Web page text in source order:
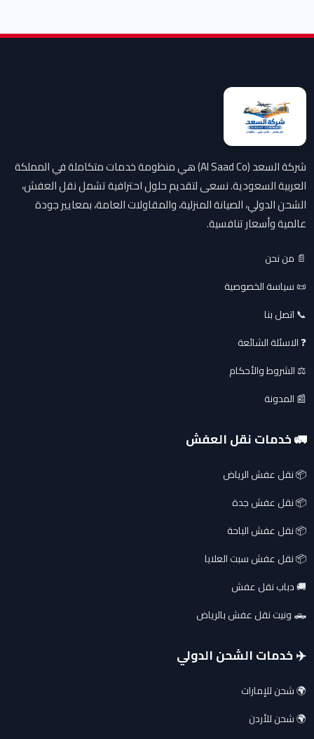
شركة السعد (Al Saad Co) هي منظومة خدمات متكاملة في المملكة
العربية السعودية. نسعى لتقديم حلول احترافية تشمل نقل العفش،
الشحن الدولي، الصيانة المنزلية، والمقاولات العامة، بمعايير جودة
عالمية وأسعار تنافسية.
📄 من نحن
📜 سياسة الخصوصية
📞 اتصل بنا
❓ الاسئلة الشائعة
⚖️ الشروط والأحكام
📰 المدونة
🚛 خدمات نقل العفش
📦 نقل عفش الرياض
📦 نقل عفش جدة
📦 نقل عفش الباحة
📦 نقل عفش سبت العلايا
🚚 دباب نقل عفش
🛻 ونيت نقل عفش بالرياض
✈️ خدمات الشحن الدولي
🌍 شحن للإمارات
🌍 شحن للأردن